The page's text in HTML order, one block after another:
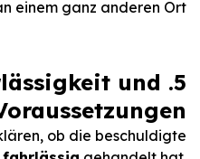
einem ganz anderen Ort.
und
ob die beschuldigte